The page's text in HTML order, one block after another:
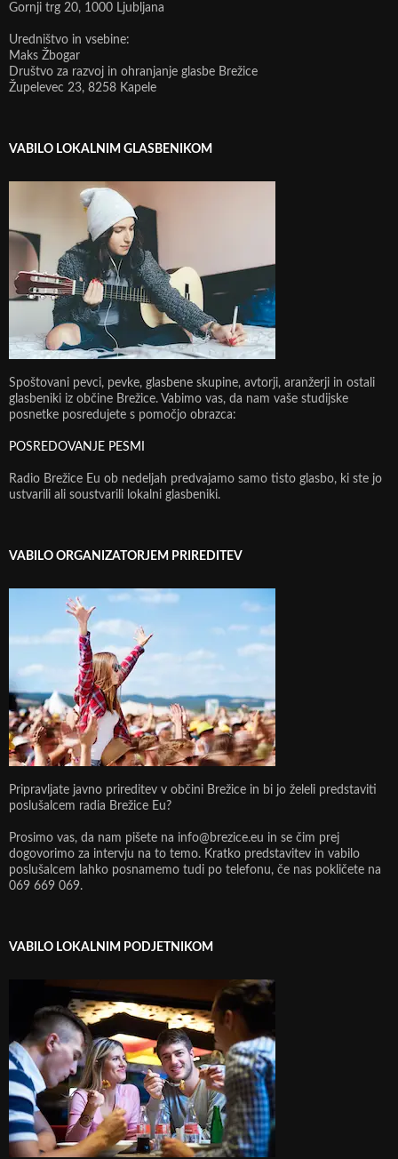
Gornji trg 20, 1000 Ljubljana
Uredništvo in vsebine:
Maks Žbogar
Društvo za razvoj in ohranjanje glasbe Brežice
Župelevec 23, 8258 Kapele
VABILO LOKALNIM GLASBENIKOM
Spoštovani pevci, pevke, glasbene skupine, avtorji, aranžerji in ostali
glasbeniki iz občine Brežice. Vabimo vas, da nam vaše studijske
posnetke posredujete s pomočjo obrazca:
POSREDOVANJE PESMI
Radio Brežice Eu ob nedeljah predvajamo samo tisto glasbo, ki ste jo
ustvarili ali soustvarili lokalni glasbeniki.
VABILO ORGANIZATORJEM PRIREDITEV
Pripravljate javno prireditev v občini Brežice in bi jo želeli predstaviti
poslušalcem radia Brežice Eu?
Prosimo vas, da nam pišete na info@brezice.eu in se čim prej
dogovorimo za intervju na to temo. Kratko predstavitev in vabilo
poslušalcem lahko posnamemo tudi po telefonu, če nas pokličete na
069 669 069.
VABILO LOKALNIM PODJETNIKOM